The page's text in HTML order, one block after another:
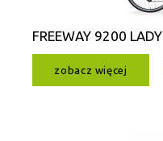
FREEWAY 9200 LADY
zobacz więcej